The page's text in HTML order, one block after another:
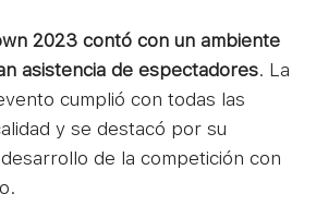
2023 contó con un ambiente
asistencia de espectadores. La
cumplió con todas las
y se destacó por su
de la competición con